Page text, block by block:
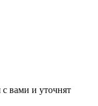
вами и уточнят